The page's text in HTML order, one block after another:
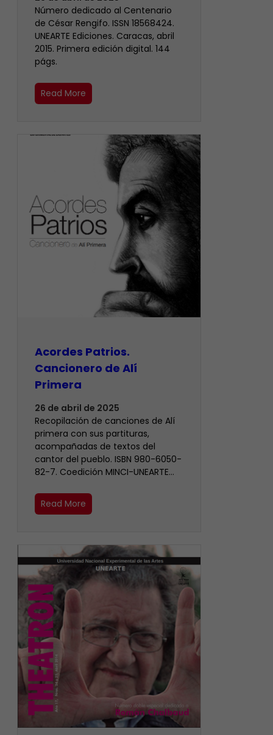
Número dedicado al Centenario
de César Rengifo. ISSN 18568424.
UNEARTE Ediciones. Caracas, abril
2015. Primera edición digital. 144
págs.
Read More
Acordes Patrios.
Cancionero de Alí
Primera
26 de abril de 2025
Recopilación de canciones de Alí
primera con sus partituras,
acompañadas de textos del
cantor del pueblo. ISBN 980-6050-
82-7. Coedición MINCI-UNEARTE…
Read More